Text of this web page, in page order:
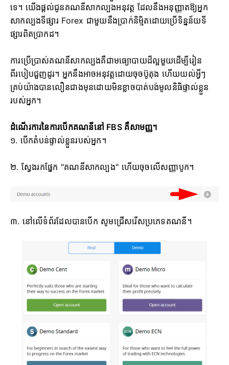
ទេ។ យើងផ្តល់ជូនគណនីសាកល្បងអនុវត្ត ដែលនឹងអនុញ្ញាតឱ្យអ្នក
សាកល្បងទីផ្សារ Forex ជាមួយនឹងប្រាក់និម្មិតដោយប្រើទិន្នន័យទី
ផ្សារពិតប្រាកដ។
ការប្រើប្រាស់គណនីសាកល្បងគឺជាមធ្យោបាយដ៏ល្អមួយដើម្បីរៀន
ពីរបៀបជួញដូរ។ អ្នកនឹងអាចអនុវត្តដោយចុចប៊ូតុង ហើយយល់អ្វីៗ
គ្រប់យ៉ាងបានលឿនជាងមុនដោយមិនខ្លាចបាត់បង់មូលនិធិផ្ទាល់ខ្លួន
របស់អ្នក។
ដំណើរការនៃការបើកគណនីនៅ FBS គឺសាមញ្ញ។
១. បើក​តំបន់​ផ្ទាល់ខ្លួន​របស់​អ្នក។
២. ស្វែងរក​ផ្នែក "គណនី​សាកល្បង" ហើយ​ចុច​លើ​សញ្ញា​បូក។
៣. នៅលើទំព័រដែលបានបើក សូមជ្រើសរើសប្រភេទគណនី។